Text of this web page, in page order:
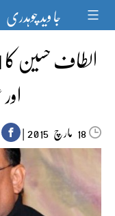
content جا وید چوہدری
18 مارچ‬‮ |